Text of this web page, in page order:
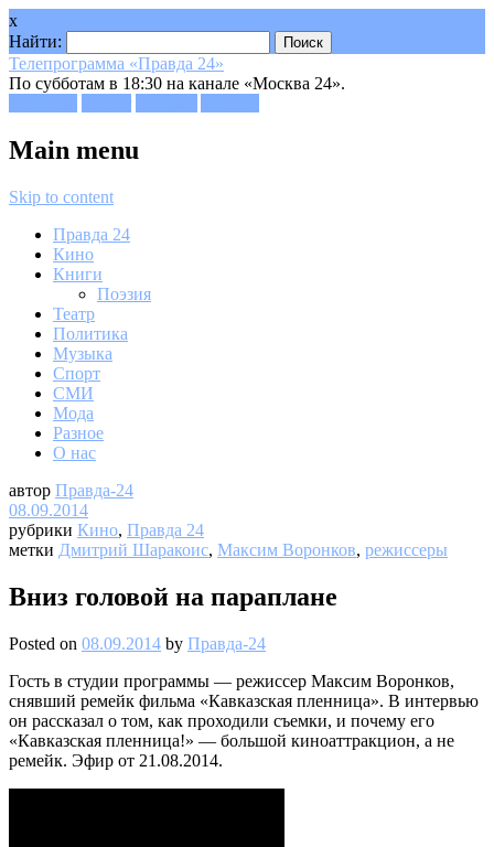
x
Найти:
Телепрограмма «Правда 24»
По субботам в 18:30 на канале «Москва 24».
Main menu
Skip to content
Правда 24
Кино
Книги
Поэзия
Театр
Политика
Музыка
Спорт
СМИ
Мода
Разное
О нас
автор Правда-24
08.09.2014
рубрики Кино, Правда 24
метки Дмитрий Шаракоис, Максим Воронков, режиссеры
Вниз головой на параплане
Posted on 08.09.2014 by Правда-24
Гость в студии программы — режиссер Максим Воронков,
снявший ремейк фильма «Кавказская пленница». В интервью
он рассказал о том, как проходили съемки, и почему его
«Кавказская пленница!» — большой киноаттракцион, а не
ремейк. Эфир от 21.08.2014.